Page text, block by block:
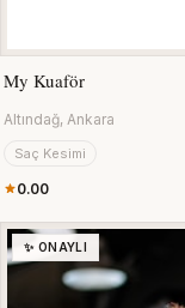
My Kuaför
Altındağ, Ankara
Saç Kesimi
0.00
✨ ONAYLI